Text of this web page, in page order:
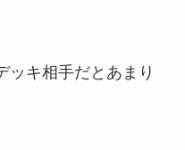
ッキ相手だとあまり